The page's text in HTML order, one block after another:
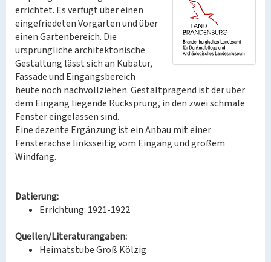
errichtet. Es verfügt über einen
eingefriedeten Vorgarten und über
einen Gartenbereich. Die
ursprüngliche architektonische
Gestaltung lässt sich an Kubatur,
Fassade und Eingangsbereich
heute noch nachvollziehen. Gestaltprägend ist der über
dem Eingang liegende Rücksprung, in den zwei schmale
Fenster eingelassen sind.
Eine dezente Ergänzung ist ein Anbau mit einer
Fensterachse linksseitig vom Eingang und großem
Windfang.
Datierung:
Errichtung: 1921-1922
Quellen/Literaturangaben:
Heimatstube Groß Kölzig